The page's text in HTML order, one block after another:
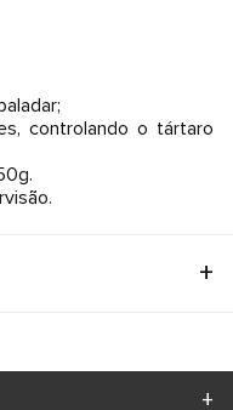
controlando o tártaro